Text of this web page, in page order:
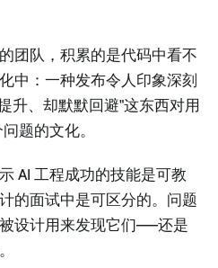
团队，积累的是代码中看不
中：一种发布令人印象深刻
升、却默默回避"这东西对用
题的文化。
AI 工程成功的技能是可教
的面试中是可区分的。问题
设计用来发现它们——还是